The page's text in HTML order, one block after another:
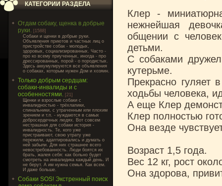
КАТЕГОРИИ РАЗДЕЛА
Отдам собаку, щенка в добрые
руки. [1588]
Cобаки и щенки в добрые руки.
Объявления приютов и частных лиц о
пристройстве собак - молодых,
здоровых, социализированных. Часто -
про ко всему приученных, иногда - про
дрессированных, порой - о породистых.
Здесь аккумулируются все объявления
о собаках, которым нужен Дом и хозяин.
Только добрым сердцам:
собаки-инвалиды и с
особенностями. [21]
Щенки и взрослые собаки с
инвалидностью - трёхлапики,
спинальники, с утраченным или плохим
зрением и т.п. - нуждаются в самых
добросердечных людях. Вот совсем
нестрашная для собаки история -
инвалидность. Те, кого уже
пристраивают, свою утрату уже
пережили, адаптировались и думать о
ней забыли. Для них страшнее всего
невостребованность. Люди боятся их
брать, жалея себя: как больно будет
смотреть на инвалидика каждый день. И
не берут. А им нужна семья. Как всем.
И даже больше.
Собаки SOS! Экстренный поиск
Клер -
нежнейшая
общении с
детьми.
С собаками
кутерьме.
Прекрасно гуляет
ходьбы человека,
А еще Клер
Клер полностью
Она везде
Возраст 1,5 года.
Вес 12 кг, рост
Она здорова,